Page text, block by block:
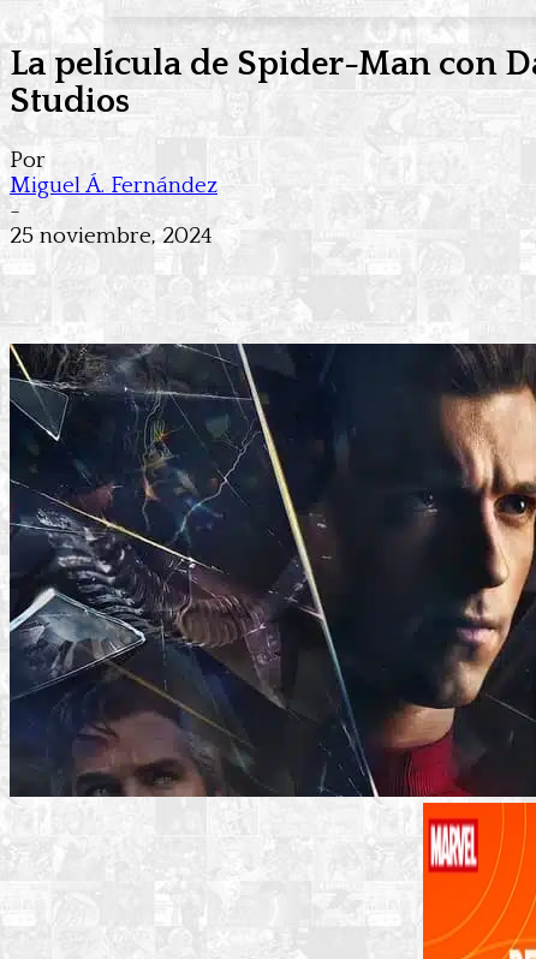
La película de Spider-Man con
Studios
Por
Miguel Á. Fernández
-
25 noviembre, 2024